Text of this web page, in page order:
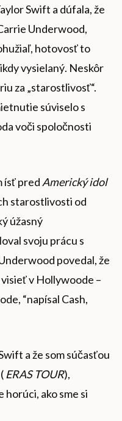
Swift a dúfala, že
Underwood,
hotovosť to
vysielaný. Neskôr
za „starostlivosť“.
súviselo s
voči spoločnosti
ísť pred Americký idol
starostlivosti od
úžasný
svoju prácu s
povedal, že
v Hollywoode –
“napísal Cash,
a že som súčasťou
ERAS TOUR),
horúci, ako sme si